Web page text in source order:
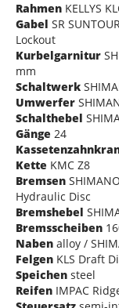
Rahmen KELLYS
Gabel SR
Lockout
Kurbelgarnitur
mm
Schaltwerk
Umwerfer
Schalthebel
Gänge 24
Kette KMC Z8
Bremsen
Hydraulic Disc
Bremshebel
Bremsscheiben
Naben alloy /
Felgen KLS Draft
Speichen steel
Reifen IMPAC